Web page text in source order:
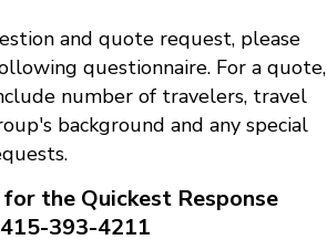
and quote request, please
questionnaire. For a quote,
number of travelers, travel
background and any special
the Quickest Response
393-4211